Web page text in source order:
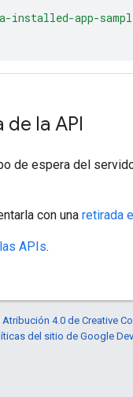
installed-app-
la API
de espera del
con una retirada
APIs.
Atribución 4.0 de Creative
del sitio de Google